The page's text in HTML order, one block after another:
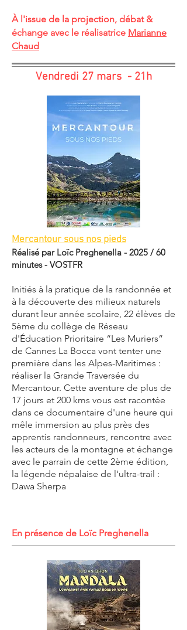
À l'issue de la projection, débat &
échange avec le réalisatrice Marianne
Chaud
Vendredi 27 mars - 21h
Mercantour sous nos pieds
Réalisé par Loïc Preghenella - 2025 / 60
minutes - VOSTFR
Initiés à la pratique de la randonnée et
à la découverte des milieux naturels
durant leur année scolaire, 22 élèves de
5ème du collège de Réseau
d'Éducation Prioritaire “Les Muriers”
de Cannes La Bocca vont tenter une
première dans les Alpes-Maritimes :
réaliser la Grande Traversée du
Mercantour. Cette aventure de plus de
17 jours et 200 kms vous est racontée
dans ce documentaire d'une heure qui
mêle immersion au plus près des
apprentis randonneurs, rencontre avec
les acteurs de la montagne et échange
avec le parrain de cette 2ème édition,
la légende népalaise de l'ultra-trail :
Dawa Sherpa
En présence de Loïc Preghenella